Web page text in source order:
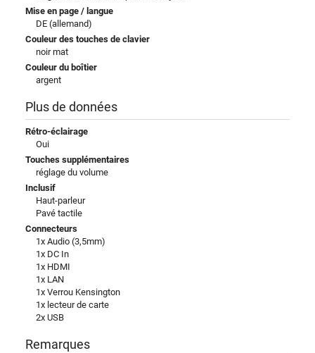
Mise en page / langue
DE (allemand)
Couleur des touches de clavier
noir mat
Couleur du boîtier
argent
Plus de données
Rétro-éclairage
Oui
Touches supplémentaires
réglage du volume
Inclusif
Haut-parleur
Pavé tactile
Connecteurs
1x Audio (3,5mm)
1x DC In
1x HDMI
1x LAN
1x Verrou Kensington
1x lecteur de carte
2x USB
Remarques